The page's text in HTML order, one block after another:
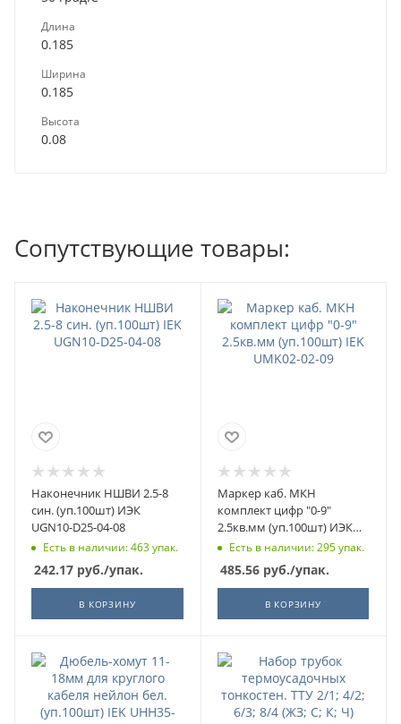
Длина
0.185
Ширина
0.185
Высота
0.08
Сопутствующие товары:
Наконечник НШВИ 2.5-8
син. (уп.100шт) ИЭК
UGN10-D25-04-08
Есть в наличии: 463 упак.
242.17 руб./упак.
В КОРЗИНУ
Маркер каб. МКН
комплект цифр "0-9"
2.5кв.мм (уп.100шт) ИЭК
UMK02-02-09
Есть в наличии: 295 упак.
485.56руб./упак.
В КОРЗИНУ